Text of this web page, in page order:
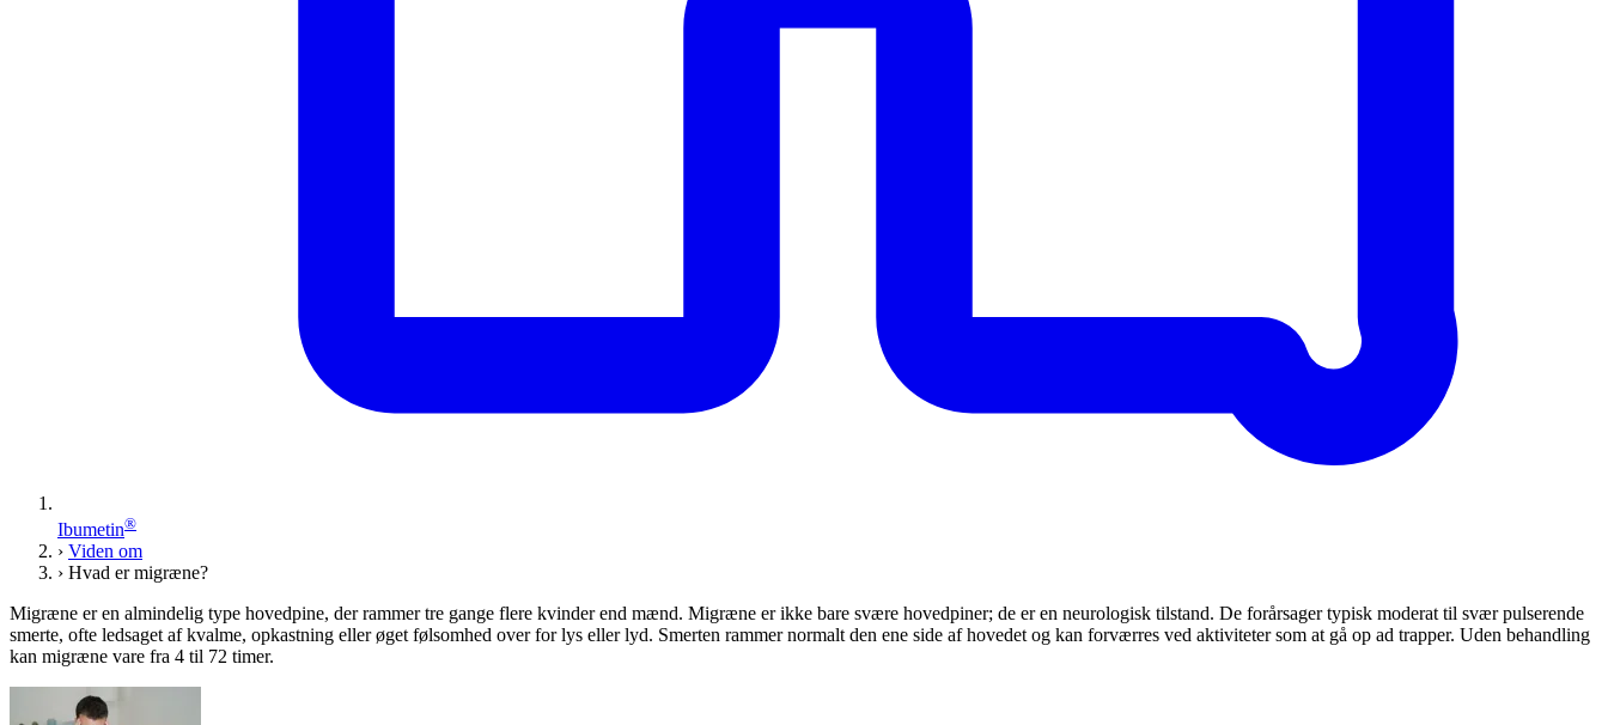
Ibumetin®
› Viden om
› Hvad er migræne?
Migræne er en almindelig type hovedpine, der rammer tre gange flere kvinder end mænd. Migræne er ikke bare svære hovedpiner; de er en neurologisk tilstand. De forårsager typisk moderat til svær pulserende
smerte, ofte ledsaget af kvalme, opkastning eller øget følsomhed over for lys eller lyd. Smerten rammer normalt den ene side af hovedet og kan forværres ved aktiviteter som at gå op ad trapper. Uden behandling
kan migræne vare fra 4 til 72 timer.